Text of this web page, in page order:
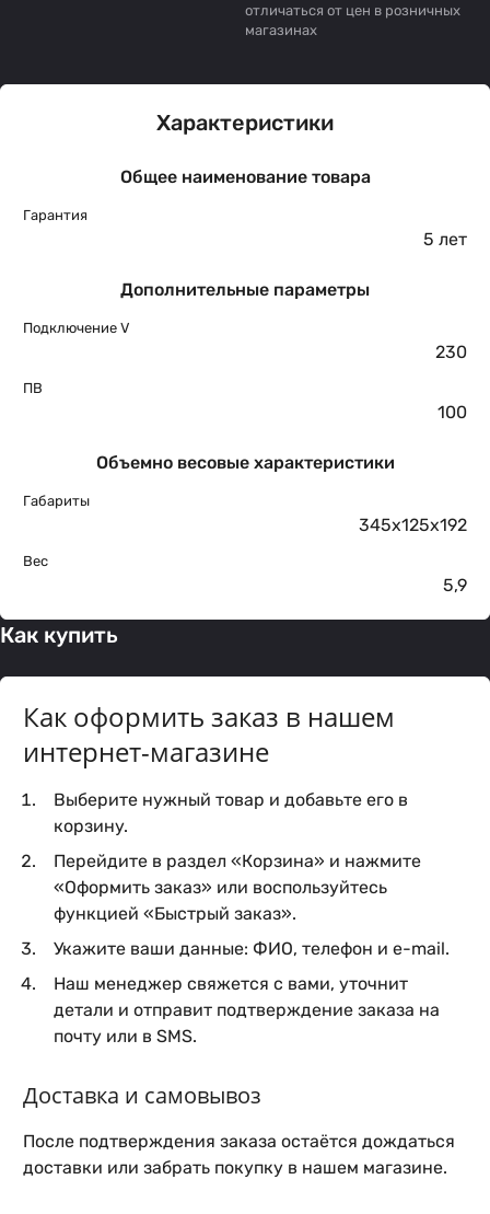
отличаться от цен в розничных
магазинах
Характеристики
Общее наименование товара
Гарантия
5 лет
Дополнительные параметры
Подключение V
230
ПВ
100
Объемно весовые характеристики
Габариты
345х125х192
Вес
5,9
Как купить
Как оформить заказ в нашем
интернет-магазине
Выберите нужный товар и добавьте его в
корзину.
Перейдите в раздел «Корзина» и нажмите
«Оформить заказ» или воспользуйтесь
функцией «Быстрый заказ».
Укажите ваши данные: ФИО, телефон и e-mail.
Наш менеджер свяжется с вами, уточнит
детали и отправит подтверждение заказа на
почту или в SMS.
Доставка и самовывоз
После подтверждения заказа остаётся дождаться
доставки или забрать покупку в нашем магазине.